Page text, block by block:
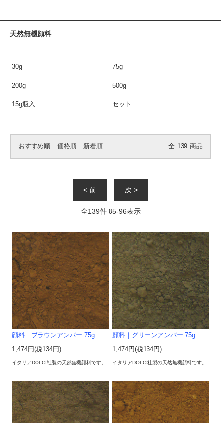
天然無機顔料
30g 75g
200g 500g
15g瓶入 セット
おすすめ順 価格順 新着順 全 139 商品
< 前 次 >
全139件 85-96表示
顔料｜ブラウンアンバー 75g
1,474円(税134円)
イタリアDOLCI社製の天然無機顔料です。
顔料｜グリーンアンバー 75g
1,474円(税134円)
イタリアDOLCI社製の天然無機顔料です。